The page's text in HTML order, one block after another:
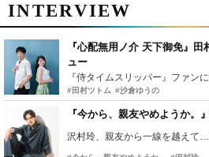
INTERVIEW
『心配無用ノ介 天下御免』
ュー
#田村ツトム #沙倉ゆうの
『今から、親友やめようか。
沢村玲、親友から一線を越えて